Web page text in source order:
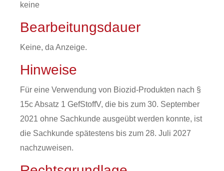
keine
Bearbeitungsdauer
Keine, da Anzeige.
Hinweise
Für eine Verwendung von Biozid-Produkten nach §
15c Absatz 1 GefStoffV, die bis zum 30. September
2021 ohne Sachkunde ausgeübt werden konnte, ist
die Sachkunde spätestens bis zum 28. Juli 2027
nachzuweisen.